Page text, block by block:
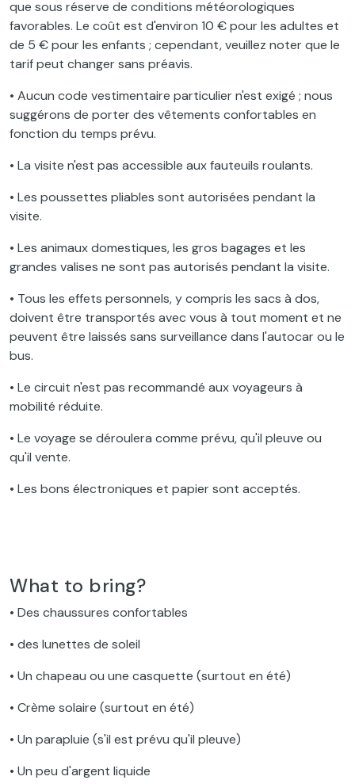
que sous réserve de conditions météorologiques
favorables. Le coût est d'environ 10 € pour les adultes et
de 5 € pour les enfants ; cependant, veuillez noter que le
tarif peut changer sans préavis.
• Aucun code vestimentaire particulier n'est exigé ; nous
suggérons de porter des vêtements confortables en
fonction du temps prévu.
• La visite n'est pas accessible aux fauteuils roulants.
• Les poussettes pliables sont autorisées pendant la
visite.
• Les animaux domestiques, les gros bagages et les
grandes valises ne sont pas autorisés pendant la visite.
• Tous les effets personnels, y compris les sacs à dos,
doivent être transportés avec vous à tout moment et ne
peuvent être laissés sans surveillance dans l'autocar ou le
bus.
• Le circuit n'est pas recommandé aux voyageurs à
mobilité réduite.
• Le voyage se déroulera comme prévu, qu'il pleuve ou
qu'il vente.
• Les bons électroniques et papier sont acceptés.
What to bring?
• Des chaussures confortables
• des lunettes de soleil
• Un chapeau ou une casquette (surtout en été)
• Crème solaire (surtout en été)
• Un parapluie (s'il est prévu qu'il pleuve)
• Un peu d'argent liquide